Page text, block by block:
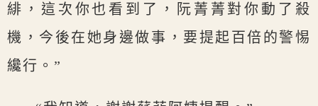
緋，這次你也看到了，阮菁菁對你動了殺
機，今後在她身邊做事，要提起百倍的警惕
纔行。”